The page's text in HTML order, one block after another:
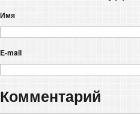
Имя
E-mail
Комментарий